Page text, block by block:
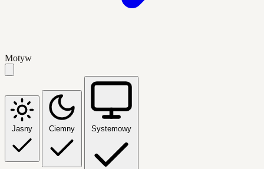
Motyw
Jasny Ciemny Systemowy